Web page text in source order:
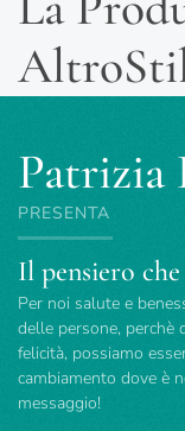
Patrizia
PRESENTA
Il pensiero
Per noi salute e
delle persone, perchè
felicità, possiamo
cambiamento dove è
messaggio!